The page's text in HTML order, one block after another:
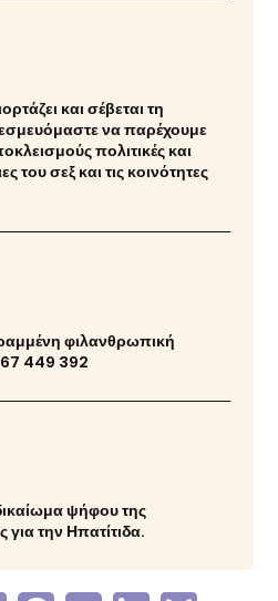
και σέβεται τη
να παρέχουμε
πολιτικές και
του σεξ και τις κοινότητες
φιλανθρωπική
449 392
ψήφου της
την Ηπατίτιδα.